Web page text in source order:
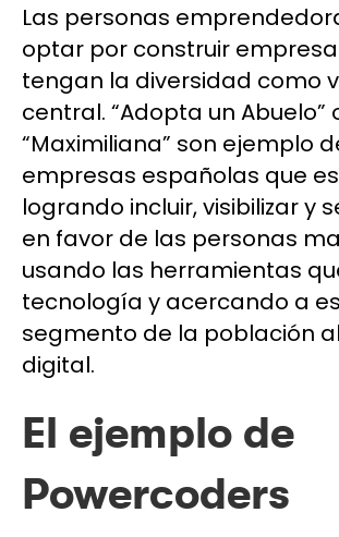
Las personas
optar por construir
tengan la diversidad como
central. “Adopta un Abuelo”
“Maximiliana” son ejemplo
empresas españolas que
logrando incluir, visibilizar y
en favor de las personas
usando las herramientas
tecnología y acercando a
segmento de la población
digital.
El ejemplo de
Powercoders